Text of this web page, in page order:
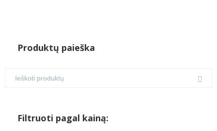
Produktų paieška
Filtruoti pagal kainą: